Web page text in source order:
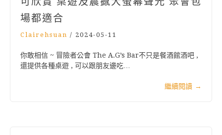
場都適合
Clairehsuan / 2024-05-11
你敢相信 ~ 冒險者公會 The A.G’s Bar不只是餐酒館酒吧 ,
還提供各種桌遊 , 可以跟朋友邊吃…
繼續閱讀 →